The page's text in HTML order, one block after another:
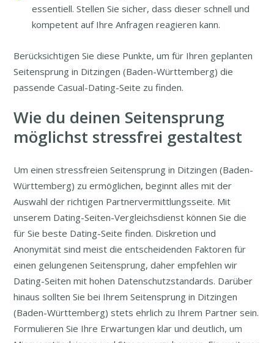
essentiell. Stellen Sie sicher, dass dieser schnell und
kompetent auf Ihre Anfragen reagieren kann.
Berücksichtigen Sie diese Punkte, um für Ihren geplanten
Seitensprung in Ditzingen (Baden-Württemberg) die
passende Casual-Dating-Seite zu finden.
Wie du deinen Seitensprung
möglichst stressfrei gestaltest
Um einen stressfreien Seitensprung in Ditzingen (Baden-
Württemberg) zu ermöglichen, beginnt alles mit der
Auswahl der richtigen Partnervermittlungsseite. Mit
unserem Dating-Seiten-Vergleichsdienst können Sie die
für Sie beste Dating-Seite finden. Diskretion und
Anonymität sind meist die entscheidenden Faktoren für
einen gelungenen Seitensprung, daher empfehlen wir
Dating-Seiten mit hohen Datenschutzstandards. Darüber
hinaus sollten Sie bei Ihrem Seitensprung in Ditzingen
(Baden-Württemberg) stets ehrlich zu Ihrem Partner sein.
Formulieren Sie Ihre Erwartungen klar und deutlich, um